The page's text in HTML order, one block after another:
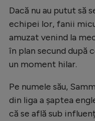
Tenis
Handbal
Natație
Formula 1
Dacă nu au putut să
echipei lor, fanii
amuzat venind la
în plan secund după
un moment hilar.
Pe numele său,
din liga a șaptea
că se află sub